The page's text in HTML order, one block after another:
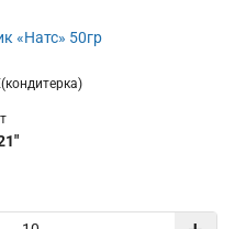
«Натс» 50гр